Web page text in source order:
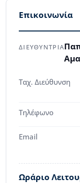
Επικοινωνία
ΔΙΕΥΘΥΝΤΡΙΑ
Ταχ. Διεύθυνση
Τηλέφωνο
Email
Ωράριο